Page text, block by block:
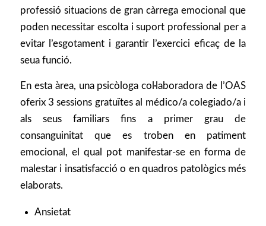
professió situacions de gran càrrega emocional que
poden necessitar escolta i suport professional per a
evitar l’esgotament i garantir l’exercici eficaç de la
seua funció.
En esta àrea, una psicòloga col·laboradora de l’OAS
oferix 3 sessions gratuïtes al médico/a colegiado/a i
als seus familiars fins a primer grau de
consanguinitat que es troben en patiment
emocional, el qual pot manifestar-se en forma de
malestar i insatisfacció o en quadros patològics més
elaborats.
Ansietat